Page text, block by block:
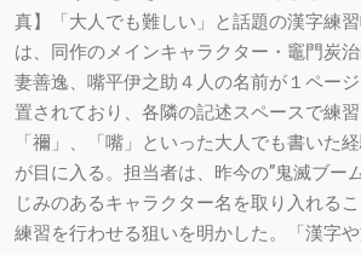
真】「大人でも難しい」と話題の漢字練
は、同作のメインキャラクター・竈門炭
妻善逸、嘴平伊之助４人の名前が１ペー
置されており、各隣の記述スペースで練習
「禰」、「嘴」といった大人でも書いた
が目に入る。担当者は、昨今の”鬼滅ブー
じみのあるキャラクター名を取り入れる
練習を行わせる狙いを明かした。「漢字